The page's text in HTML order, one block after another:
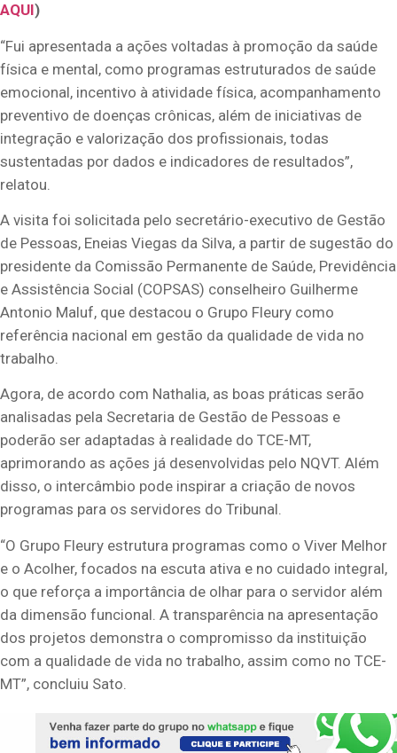
AQUI)
“Fui apresentada a ações voltadas à promoção da saúde
física e mental, como programas estruturados de saúde
emocional, incentivo à atividade física, acompanhamento
preventivo de doenças crônicas, além de iniciativas de
integração e valorização dos profissionais, todas
sustentadas por dados e indicadores de resultados”,
relatou.
A visita foi solicitada pelo secretário-executivo de Gestão
de Pessoas, Eneias Viegas da Silva, a partir de sugestão do
presidente da Comissão Permanente de Saúde, Previdência
e Assistência Social (COPSAS) conselheiro Guilherme
Antonio Maluf, que destacou o Grupo Fleury como
referência nacional em gestão da qualidade de vida no
trabalho.
Agora, de acordo com Nathalia, as boas práticas serão
analisadas pela Secretaria de Gestão de Pessoas e
poderão ser adaptadas à realidade do TCE-MT,
aprimorando as ações já desenvolvidas pelo NQVT. Além
disso, o intercâmbio pode inspirar a criação de novos
programas para os servidores do Tribunal.
“O Grupo Fleury estrutura programas como o Viver Melhor
e o Acolher, focados na escuta ativa e no cuidado integral,
o que reforça a importância de olhar para o servidor além
da dimensão funcional. A transparência na apresentação
dos projetos demonstra o compromisso da instituição
com a qualidade de vida no trabalho, assim como no TCE-
MT”, concluiu Sato.